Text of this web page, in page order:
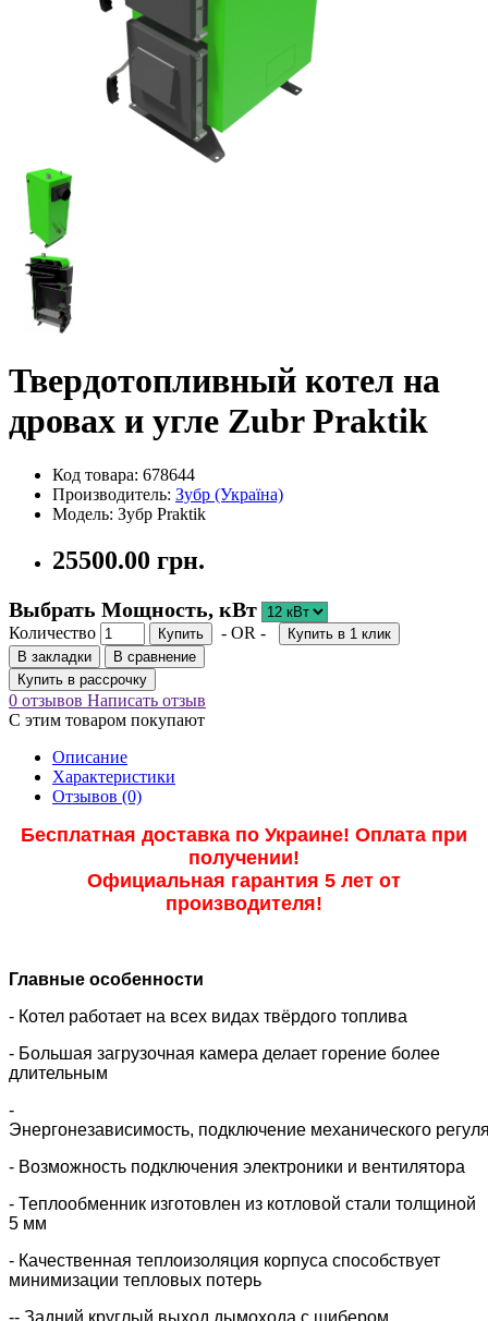
Твердотопливный котел на
дровах и угле Zubr Praktik
Код товара: 678644
Производитель: Зубр (Україна)
Модель: Зубр Praktik
25500.00 грн.
Выбрать Мощность, кВт
Количество Купить - OR -
Купить в 1 клик
В закладки
В сравнение
Купить в рассрочку
0 отзывов Написать отзыв
С этим товаром покупают
Описание
Характеристики
Отзывов (0)
Бесплатная доставка по Украине! Оплата при
получении!
Официальная гарантия 5 лет от
производителя!
Главные особенности
- Котел работает на всех видах твёрдого топлива
- Большая загрузочная камера делает горение более
длительным
-
Энергонезависимость, подключение механического
- Возможность подключения электроники и вентилятора
- Теплообменник изготовлен из котловой стали толщиной
5 мм
- Качественная теплоизоляция корпуса способствует
минимизации тепловых потерь
-- Задний круглый выход дымохода с шибером